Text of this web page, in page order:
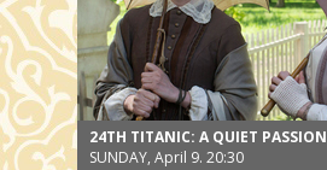
24TH TITANIC: A QUIET PASSION
SUNDAY, April 9. 20:30